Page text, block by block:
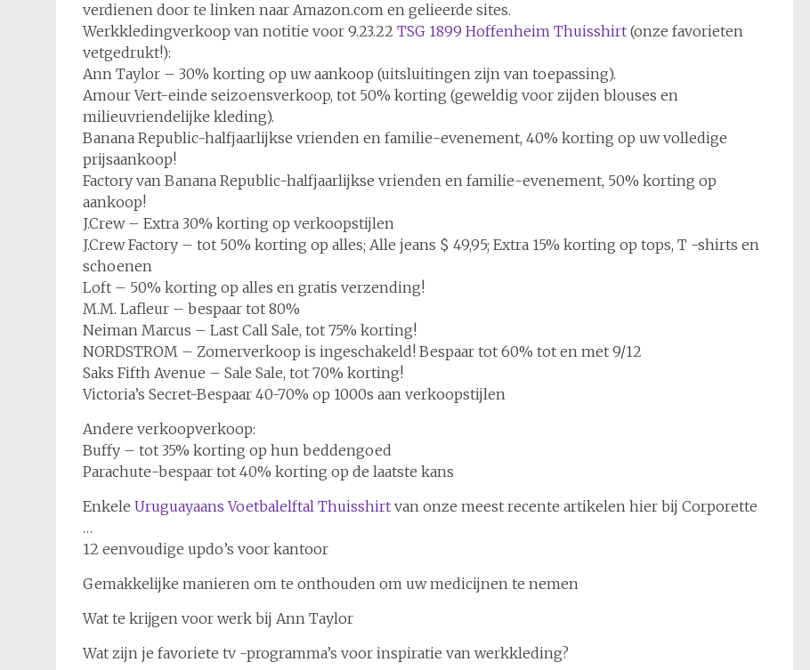
verdienen door te linken naar Amazon.com en gelieerde sites.
Werkkledingverkoop van notitie voor 9.23.22 TSG 1899 Hoffenheim Thuisshirt (onze favorieten
vetgedrukt!):
Ann Taylor – 30% korting op uw aankoop (uitsluitingen zijn van toepassing).
Amour Vert-einde seizoensverkoop, tot 50% korting (geweldig voor zijden blouses en
milieuvriendelijke kleding).
Banana Republic-halfjaarlijkse vrienden en familie-evenement, 40% korting op uw volledige
prijsaankoop!
Factory van Banana Republic-halfjaarlijkse vrienden en familie-evenement, 50% korting op
aankoop!
J.Crew – Extra 30% korting op verkoopstijlen
J.Crew Factory – tot 50% korting op alles; Alle jeans $ 49,95; Extra 15% korting op tops, T -shirts en
schoenen
Loft – 50% korting op alles en gratis verzending!
M.M. Lafleur – bespaar tot 80%
Neiman Marcus – Last Call Sale, tot 75% korting!
NORDSTROM – Zomerverkoop is ingeschakeld! Bespaar tot 60% tot en met 9/12
Saks Fifth Avenue – Sale Sale, tot 70% korting!
Victoria’s Secret-Bespaar 40-70% op 1000s aan verkoopstijlen
Andere verkoopverkoop:
Buffy – tot 35% korting op hun beddengoed
Parachute-bespaar tot 40% korting op de laatste kans
Enkele Uruguayaans Voetbalelftal Thuisshirt van onze meest recente artikelen hier bij Corporette
…
12 eenvoudige updo’s voor kantoor
Gemakkelijke manieren om te onthouden om uw medicijnen te nemen
Wat te krijgen voor werk bij Ann Taylor
Wat zijn je favoriete tv -programma’s voor inspiratie van werkkleding?